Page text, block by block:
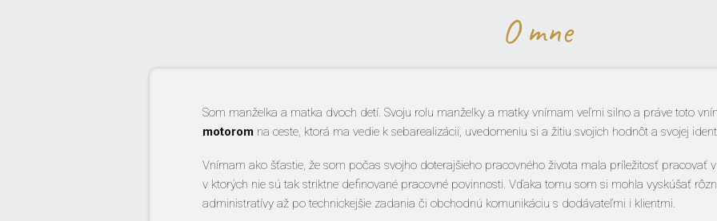
O mne
Som manželka a matka dvoch detí. Svoju rolu manželky a matky vnímam veľmi silno a práve toto
motoromna ceste, ktorá ma vedie k sebarealizácii, uvedomeniu si a žitiu svojich hodnôt a svojej
Vnímam ako šťastie, že som počas svojho doterajšieho pracovného života mala príležitosť pracovať
v ktorých nie sú tak striktne definované pracovné povinnosti. Vďaka tomu som si mohla vyskúšať
administratívy až po technickejšie zadania či obchodnú komunikáciu s dodávateľmi i klientmi.